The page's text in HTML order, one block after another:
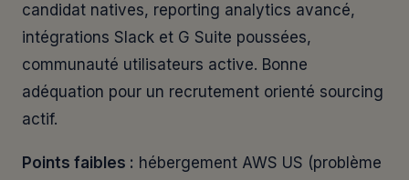
candidat natives, reporting analytics avancé,
intégrations Slack et G Suite poussées,
communauté utilisateurs active. Bonne
adéquation pour un recrutement orienté sourcing
actif.
Points faibles : hébergement AWS US (problème